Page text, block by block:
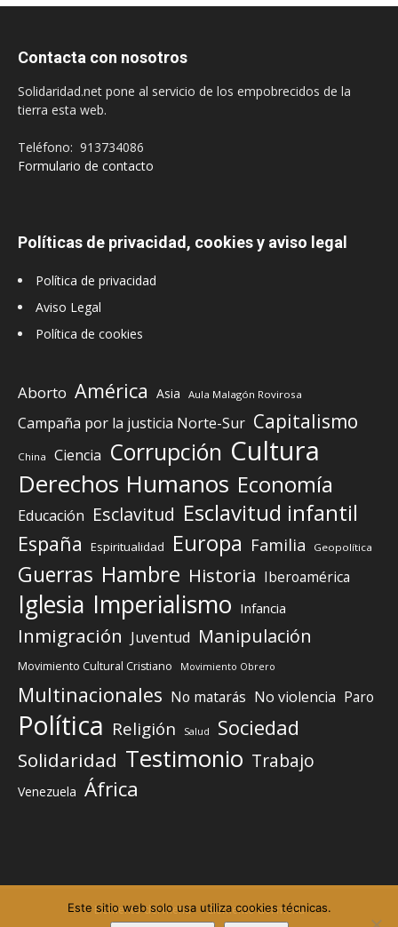
Contacta con nosotros
Solidaridad.net pone al servicio de los empobrecidos de la
tierra esta web.
Teléfono: 913734086
Formulario de contacto
Políticas de privacidad, cookies y aviso legal
Política de privacidad
Aviso Legal
Política de cookies
Aborto América Asia Aula Malagón Rovirosa
Campaña por la justicia Norte-Sur Capitalismo
China Ciencia Corrupción Cultura
Derechos Humanos Economía
Educación Esclavitud Esclavitud infantil
España Espiritualidad Europa Familia Geopolítica
Guerras Hambre Historia Iberoamérica
Iglesia Imperialismo Infancia
Inmigración Juventud Manipulación
Movimiento Cultural Cristiano Movimiento Obrero
Multinacionales No matarás No violencia Paro
Política Religión Salud Sociedad
Solidaridad Testimonio Trabajo
Venezuela África
Elemento del menú Elemento del menú
Este sitio web solo usa utiliza cookies técnicas.